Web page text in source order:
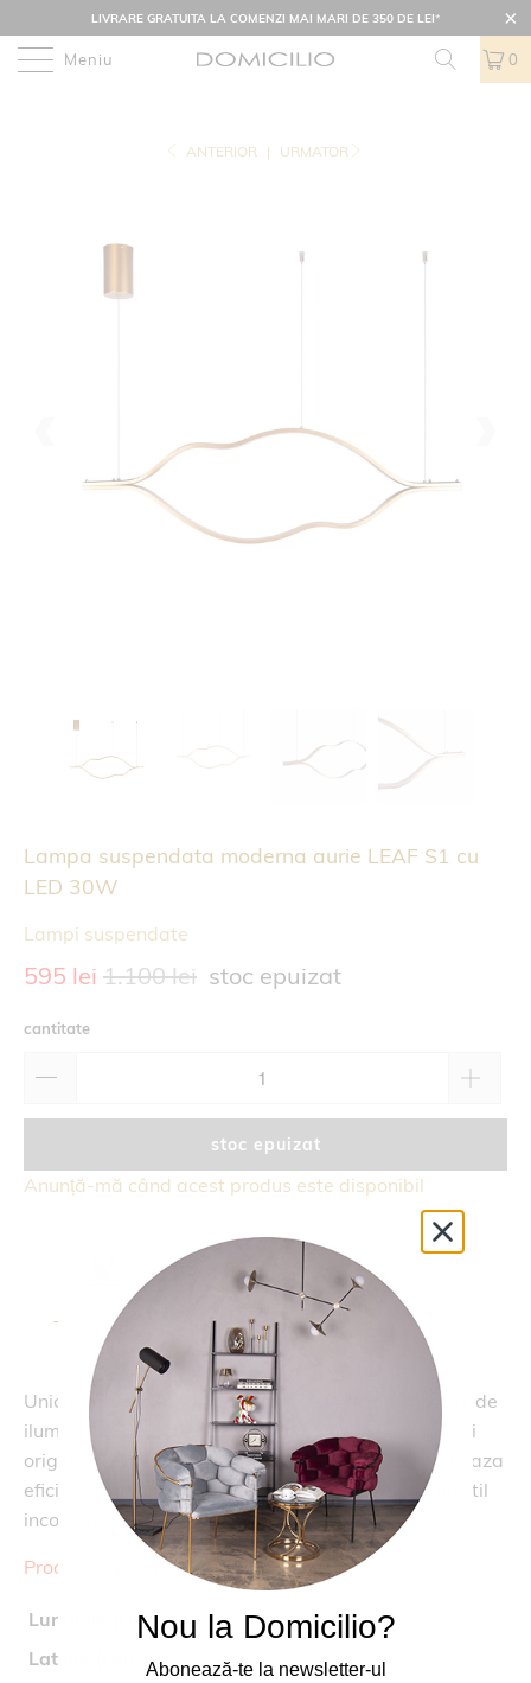
LIVRARE GRATUITA LA COMENZI MAI MARI DE 350 DE LEI*
Meniu 0
ANTERIOR | URMATOR
Lampa suspendata moderna aurie LEAF S1 cu
LED 30W
Lampi suspendate
595 lei 1.100 lei stoc epuizat
cantitate
stoc epuizat
Anunță-mă când acest produs este disponibil
SUPORT
TELEFONIC
14 ZILE
Unicitatea este principala caracteristica a corpului de
iluminat
LEAF
. Acesta se remarca gratie designului
original, realizat din fasii de metal.LEAFva lumineaza
eficient spatiul, in timp ce il accesorizeaza intr-un stil
inconfundabil.
Produs disponibil doar pentru Bucuresti si Ilfov.
Lungime (cm)
103
Latime (cm)
3
Nou la Domicilio?
Abonează-te la newsletter-ul